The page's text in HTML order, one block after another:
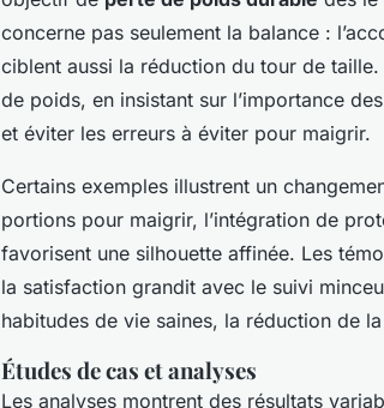
concerne pas seulement la balance :
ciblent aussi la réduction du tour de
de poids, en insistant sur l’importance
et éviter les erreurs à éviter pour maigrir.
Certains exemples illustrent un
portions pour maigrir, l’intégration de
favorisent une silhouette affinée. Les
la satisfaction grandit avec le suivi
habitudes de vie saines, la réduction de
Études de cas et analyses
Les analyses montrent des résultats